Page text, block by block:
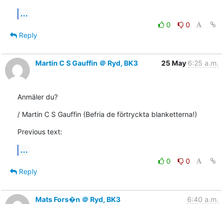
...
0
0
Reply
Martin C S Gauffin ＠ Ryd, BK3 25 May 6:25 a.m.
Anmäler du?
/ Martin C S Gauffin (Befria de förtryckta blanketterna!)
Previous text:
...
0
0
Reply
Mats Fors�n ＠ Ryd, BK3 6:40 a.m.